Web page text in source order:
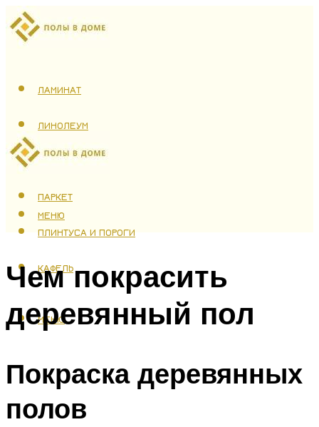
ЛАМИНАТ
ЛИНОЛЕУМ
ТЕПЛЫЙ ПОЛ
ПАРКЕТ
ПЛИНТУСА И ПОРОГИ
КАФЕЛЬ
МЕНЮ
МЕНЮ
Чем покрасить
деревянный пол
Покраска деревянных
полов